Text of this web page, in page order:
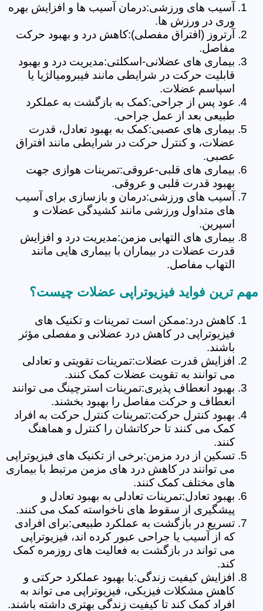
آسیب های ورزشی:درمان آسیب ها و افزایش بهره
وری در ورزش ها.
آرتروز (افتراق مفصلی):کاهش درد و بهبود حرکت
مفاصل.
بیماری های عضلانی-اسکلتی:مدیریت درد و بهبود
قابلیت حرکت در شرایطی مانند فیبرومیالژیا یا
اسپاسم عضلات.
عود پس از جراحی:کمک به بازگشت به عملکرد
طبیعی بعد از عمل جراحی.
بیماری های عصبی:کمک به بهبود تعادل، قدرت
عضلات، و کنترل حرکت در شرایطی مانند افتراق
عصبی.
بیماری های قلبی-عروقی:تمرینات هوازی جهت
بهبود قدرت قلبی و عروقی.
آسیب های ورزشی:درمان و بازسازی برای آسیب
های متداول ورزشی مانند کشیدگی عضلات و
اسپرین.
بیماری های التهابی مزمن:مدیریت درد و افزایش
قدرت عضلات در بیماران با بیماری هایی مانند
التهاب مفاصل.
مهم ترین فواید فیزیوتراپی عضلات چیست؟
کاهش درد:ممکن است تمرینات و تکنیک های
فیزیوتراپی در کاهش درد عضلانی و مفصلی مؤثر
باشند.
افزایش قدرت عضلات:تمرینات تقویتی و تعادلی
می توانند به تقویت عضلات کمک کنند.
بهبود انعطاف پذیری:تمرینات استرچینگ می توانند
انعطاف و حرکت مفاصل را بهبود بخشند.
بهبود کنترل حرکت:تمرینات کنترل حرکت به افراد
کمک می کنند تا حرکاتشان را کنترل و هماهنگ
کنند.
تسکین از درد مزمن:برخی از تکنیک های فیزیوتراپی
می توانند در کاهش درد های مزمن مرتبط با بیماری
های مختلف کمک کنند.
بهبود تعادل:تمرینات تعادلی به بهبود تعادل و
پیشگیری از سقوط های ناخواسته کمک می کنند.
تسریع در بازگشت به عملکرد طبیعی:برای افرادی
که از آسیب یا جراحی عبور کرده اند، فیزیوتراپی
می تواند در بازگشت به فعالیت های روزمره کمک
کند.
افزایش کیفیت زندگی:با بهبود عملکرد حرکتی و
کاهش مشکلات فیزیکی، فیزیوتراپی می تواند به
افراد کمک کند تا کیفیت زندگی بهتری داشته باشند.